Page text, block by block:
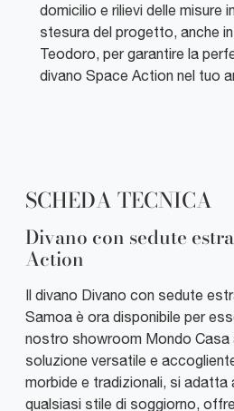
domicilio e rilievi delle misure
stesura del progetto, anche
Teodoro, per garantire la
divano Space Action nel tuo
SCHEDA TECNICA
Divano con sedute
Action
Il divano Divano con sedute
Samoa è ora disponibile per
nostro showroom Mondo Casa
soluzione versatile e
morbide e tradizionali, si adatta
qualsiasi stile di soggiorno,